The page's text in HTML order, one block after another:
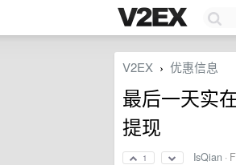
V2EX › 优惠信息
最后一天实
提现
1 IsQian ·